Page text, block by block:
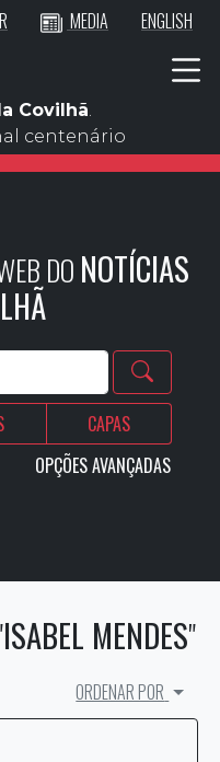
MEDIA ENGLISH
Covilhã.
centenário
DO NOTÍCIAS
CAPAS
OPÇÕES AVANÇADAS
ISABEL MENDES"
ORDENAR POR